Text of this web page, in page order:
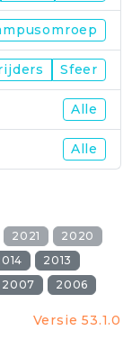
Sfeer
Alle
Alle
2021
2020
2013
2007 2006
Versie 53.1.0